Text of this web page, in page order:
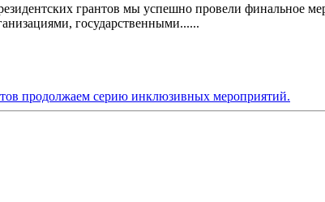
грантов мы успешно провели финальное
государственными......
продолжаем серию инклюзивных мероприятий.